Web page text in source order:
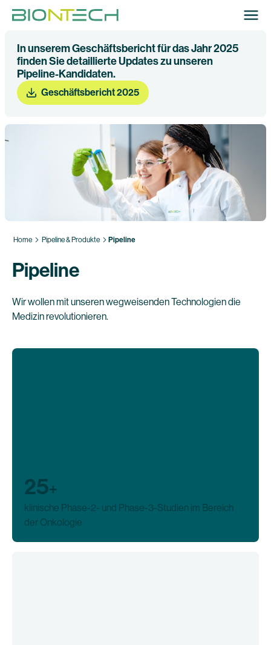
In unserem Geschäftsbericht für das Jahr 2025
finden Sie detaillierte Updates zu unseren
Pipeline-Kandidaten.
Geschäftsbericht 2025
Home Pipeline & Produkte Pipeline
Pipeline
Wir wollen mit unseren wegweisenden Technologien die
Medizin revolutionieren.
25+
klinische Phase-2- und Phase-3-Studien im Bereich
der Onkologie